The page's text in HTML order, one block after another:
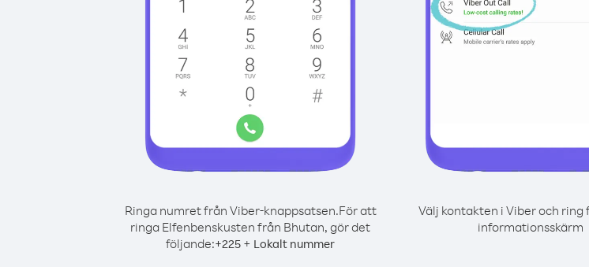
Ringa numret från Viber-knappsatsen.För att
ringa Elfenbenskusten från Bhutan, gör det
följande:+225 + Lokalt nummer
Välj kontakten i Viber och ring
informationsskärm